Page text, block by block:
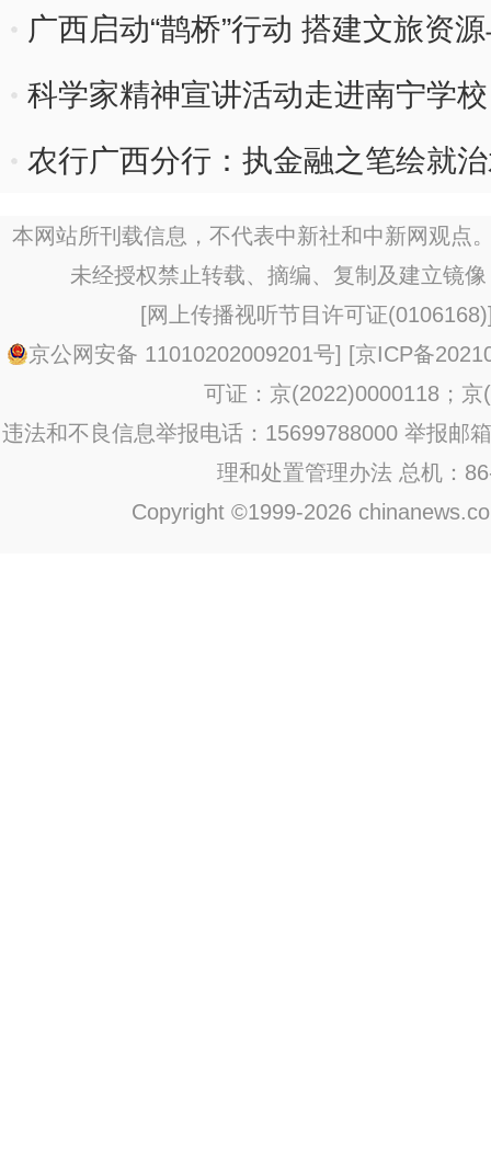
广西启动“鹊桥”行动 搭建文旅资
科学家精神宣讲活动走进南宁学校
农行广西分行：执金融之笔绘就
本网站所刊载信息，不代表中新社和中新网观点
未经授权禁止转载、摘编、复制及建立镜
[网上传播视听节目许可证(0106168)
京公网安备 11010202009201号] [京ICP备
可证：京(2022)0000118；京
违法和不良信息举报电话：15699788000 举报邮
理和处置管理办法 总机：
Copyright ©1999-2026